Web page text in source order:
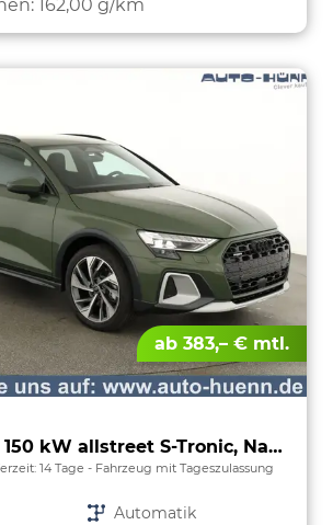
162,00 g/km
ab 383,– € mtl.
TFSI quattro 150 kW allstreet S-Tronic, Navi, 18-Zoll, 5-J. Garantie
14 Tage Fahrzeug mit Tageszulassung
Getriebe Automatik